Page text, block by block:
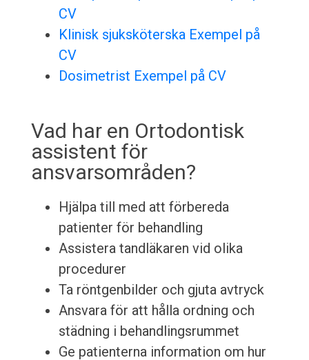
CV
Klinisk sjuksköterska Exempel på
CV
Dosimetrist Exempel på CV
Vad har en Ortodontisk
assistent för
ansvarsområden?
Hjälpa till med att förbereda
patienter för behandling
Assistera tandläkaren vid olika
procedurer
Ta röntgenbilder och gjuta avtryck
Ansvara för att hålla ordning och
städning i behandlingsrummet
Ge patienterna information om hur